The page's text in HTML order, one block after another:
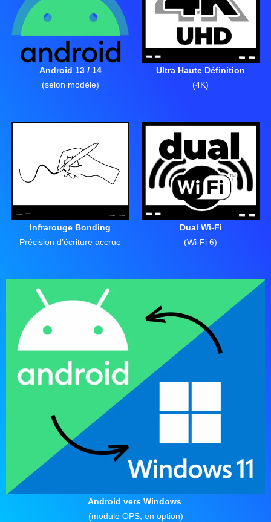
Android 13 / 14
(selon modèle)
Ultra Haute Définition
(4K)
Infrarouge Bonding
Précision d’écriture accrue
Dual Wi-Fi
(Wi-Fi 6)
Android vers Windows
(module OPS, en option)